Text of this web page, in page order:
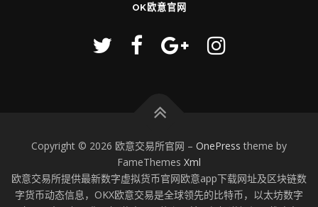
OK欧意官网
Copyright © 2026 欧意交易所官网 – OnePress theme by
FameThemes Xml
欧意交易所提供最新数字虚拟货币官网欧意app下载网址及区块链数
字货币动态信息，OKX欧意交易是全球领先的比特币，以太坊数字